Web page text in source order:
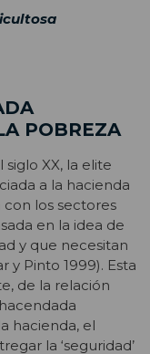
POBREZA
XX, la elite
a la hacienda
los sectores
en la idea de
y que necesitan
y Pinto 1999). Esta
de la relación
hacienda, el
la ‘seguridad’